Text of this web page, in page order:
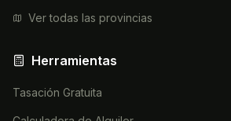
Ver todas las provincias
Herramientas
Tasación Gratuita